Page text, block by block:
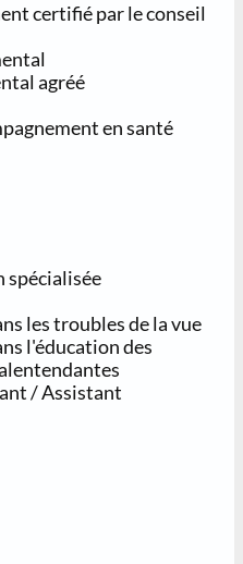
certifié par le conseil
agréé
en santé
spécialisée
les troubles de la vue
l'éducation des
/ Assistant